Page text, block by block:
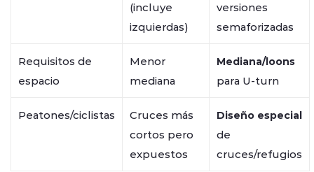
(incluye
izquierdas)
versiones
semaforizadas
Requisitos de
espacio
Menor
mediana
Mediana/loons
para U-turn
Peatones/ciclistas
Cruces más
cortos pero
expuestos
Diseño especial
de
cruces/refugios